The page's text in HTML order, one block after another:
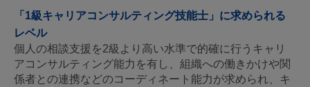
「1級キャリアコンサルティング技能士」に求められる
レベル
個人の相談支援を2級より高い水準で的確に行うキャリ
アコンサルティング能力を有し、組織への働きかけや関
係者との連携などのコーディネート能力が求められ、キ